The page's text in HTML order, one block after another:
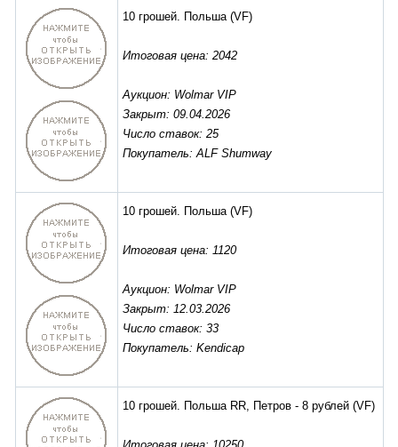
10 грошей. Польша(VF)
Итоговая цена: 2042
Аукцион: Wolmar VIP
Закрыт: 09.04.2026
Число ставок: 25
Покупатель: ALF Shumway
10 грошей. Польша(VF)
Итоговая цена: 1120
Аукцион: Wolmar VIP
Закрыт: 12.03.2026
Число ставок: 33
Покупатель: Kendicap
10 грошей. Польша RR, Петров - 8 рублей(VF)